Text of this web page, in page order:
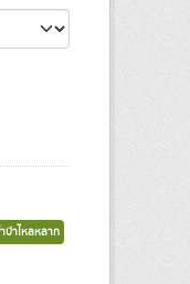
ป่าไหลหลาก